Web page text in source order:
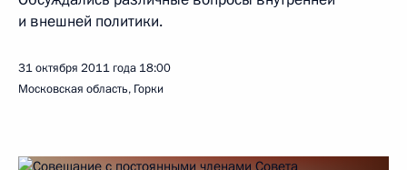
и внешней политики.
31 октября 2011 года 18:00
Московская область, Горки